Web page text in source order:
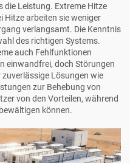
die Leistung. Extreme Hitze
Hitze arbeiten sie weniger
verlangsamt. Die Kenntnis
des richtigen Systems.
auch Fehlfunktionen
einwandfrei, doch Störungen
Lösungen wie
zur Behebung von
von den Vorteilen, während
können.